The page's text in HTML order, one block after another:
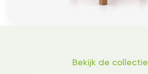
Bekijk de collectie